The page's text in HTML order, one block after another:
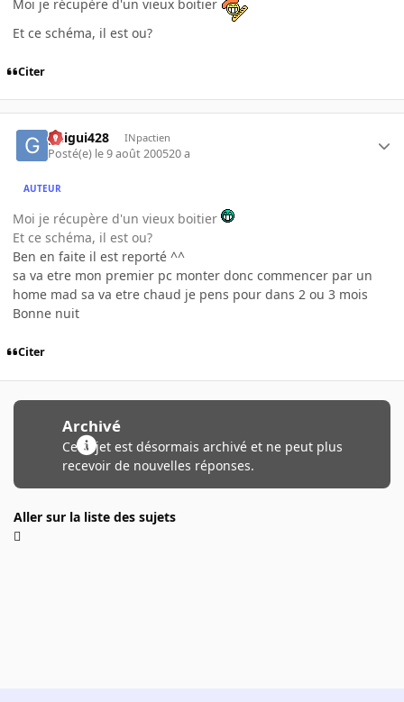
Moi je récupère d'un vieux boitier
Et ce schéma, il est ou?
Citer
guigui428 INpactien
Posté(e) le 9 août 200520 a
AUTEUR
Moi je récupère d'un vieux boitier
Et ce schéma, il est ou?
Ben en faite il est reporté ^^
sa va etre mon premier pc monter donc commencer par un
home mad sa va etre chaud je pens pour dans 2 ou 3 mois
Bonne nuit
Citer
Archivé
Ce sujet est désormais archivé et ne peut plus
recevoir de nouvelles réponses.
Aller sur la liste des sujets